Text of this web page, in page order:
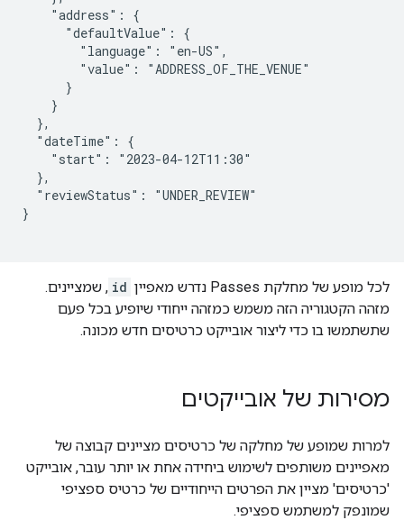
    "address": {
      "defaultValue": {
        "language": "en-US",
        "value": "ADDRESS_OF_THE_VENUE"
      }
    }
  },
  "dateTime": {
    "start": "2023-04-12T11:30"
  },
  "reviewStatus": "UNDER_REVIEW"
}
לכל מופע של מחלקת Passes נדרש מאפיין id , שמציינים.
מזהה הקטגוריה הזה משמש כמזהה ייחודי שיופיע בכל פעם
שתשתמשו בו כדי ליצור אובייקט כרטיסים חדש מכונה.
מסירות של אובייקטים
למרות שמופע של מחלקה של כרטיסים מציינים קבוצה של
מאפיינים משותפים לשימוש ביחידה אחת או יותר עובר, אובייקט
'כרטיסים' מציין את הפרטים הייחודיים של כרטיס ספציפי
שמונפק למשתמש ספציפי.